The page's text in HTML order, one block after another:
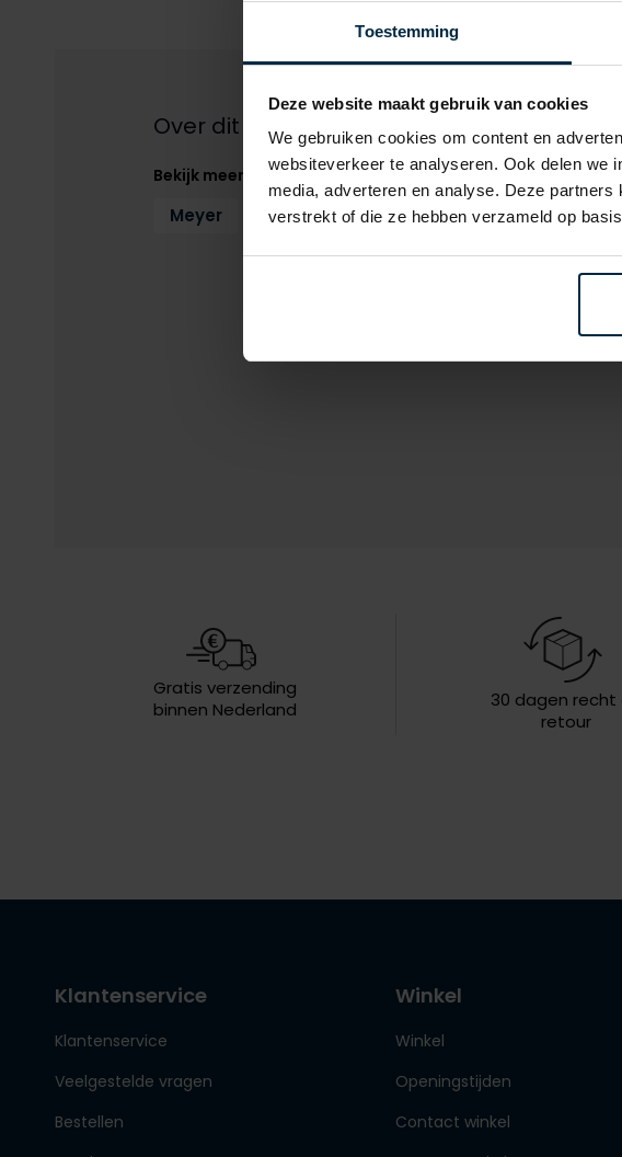
Toestemming
Deze website maakt gebruik van cookies
We gebruiken cookies om content en
websiteverkeer te analyseren. Ook delen we
media, adverteren en analyse. Deze
verstrekt of die ze hebben verzameld op
Over dit product
Bekijk meer
Meyer Pantalons Pantalons Meyer
Gratis verzending
binnen Nederland
30 dagen recht
retour
Klantenservice
Klantenservice
Veelgestelde vragen
Bestellen
Winkel
Winkel
Openingstijden
Contact winkel